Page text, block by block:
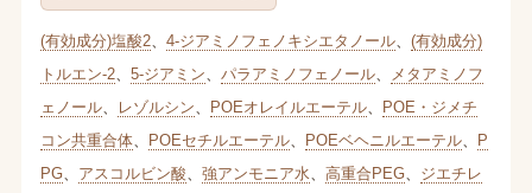
(有効成分)塩酸2、 4-ジアミノフェノキシエタノール、 (有効成分)
トルエン-2、 5-ジアミン パラアミノフェノール、
メタアミノフ
ェノール、 レゾルシン POEオレイルエーテル、 POE・ジメチ
コン共重合体、 POEセチルエーテル、 POEベヘニルエーテル、 P
PG、 アスコルビン酸 強アンモニア水 高重合PEG、 ジエチレ